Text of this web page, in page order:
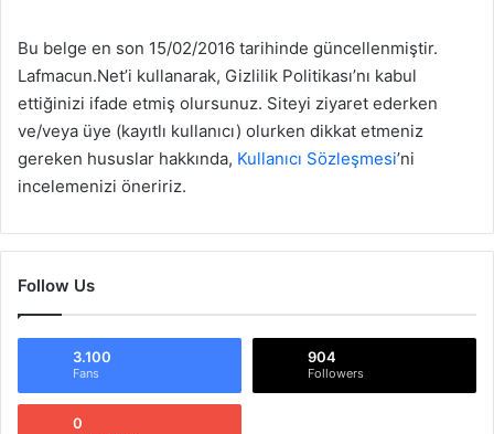
Bu belge en son 15/02/2016 tarihinde güncellenmiştir.
Lafmacun.Net’i kullanarak, Gizlilik Politikası’nı kabul
ettiğinizi ifade etmiş olursunuz. Siteyi ziyaret ederken
ve/veya üye (kayıtlı kullanıcı) olurken dikkat etmeniz
gereken hususlar hakkında, Kullanıcı Sözleşmesi’ni
incelemenizi öneririz.
Follow Us
3.100
Fans
904
Followers
0